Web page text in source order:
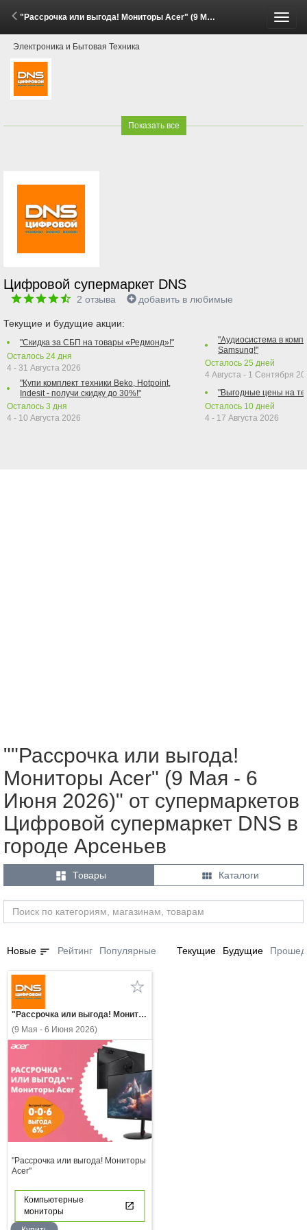
"Рассрочка или выгода! Мониторы Acer" (9 Мая - 6 Июня 2026)
Электроника и Бытовая Техника
Показать все
Цифровой супермаркет DNS
2 отзыва добавить в любимые
Текущие и будущие акции:
"Скидка за СБП на товары «Редмонд»!"
Осталось 24 дня
4 - 31 Августа 2026
"Купи комплект техники Beko, Hotpoint,
Indesit - получи скидку до 30%!"
Осталось 3 дня
4 - 10 Августа 2026
"Аудиосистема в
Samsung!"
Осталось 25 дней
4 Августа - 1 Сентября
"Выгодные цены на
Осталось 10 дней
4 - 17 Августа 2026
""Рассрочка или выгода!
Мониторы Acer" (9 Мая - 6
Июня 2026)" от супермаркетов
Цифровой супермаркет DNS в
городе Арсеньев
 Товары  Каталоги
Новые sort Рейтинг Популярные Текущие Будущие
"Рассрочка или выгода! Мониторы Acer"
(9 Мая - 6 Июня 2026)
"Рассрочка или выгода! Мониторы
Acer"
Компьютерные
мониторы